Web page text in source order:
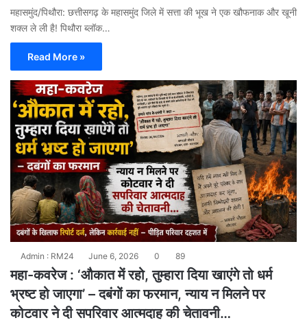
​महासमुंद/पिथौरा: छत्तीसगढ़ के महासमुंद जिले में सत्ता की भूख ने एक खौफनाक और खूनी
शक्ल ले ली है! पिथौरा ब्लॉक…
Read More »
Admin : RM24 June 6, 2026 0 89
महा-कवरेज : ‘औकात में रहो, तुम्हारा दिया खाएंगे तो धर्म
भ्रष्ट हो जाएगा’ – दबंगों का फरमान, न्याय न मिलने पर
कोटवार ने दी सपरिवार आत्मदाह की चेतावनी…